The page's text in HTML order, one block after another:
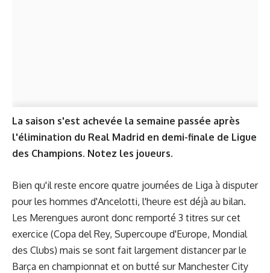
La saison s'est achevée la semaine passée après
l'élimination du Real Madrid en demi-finale de Ligue
des Champions. Notez les joueurs.
Bien qu'il reste encore quatre journées de Liga à disputer
pour les hommes d'Ancelotti, l'heure est déjà au bilan.
Les Merengues auront donc remporté 3 titres sur cet
exercice (Copa del Rey, Supercoupe d'Europe, Mondial
des Clubs) mais se sont fait largement distancer par le
Barça en championnat et on butté sur Manchester City